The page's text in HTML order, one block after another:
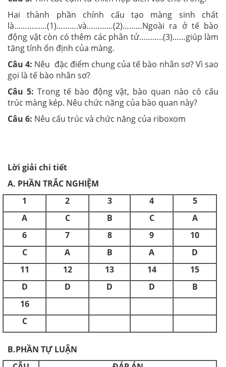
Hai thành phần chính cấu tạo màng sinh chất
là……………(1)……….và…………(2)………Ngoài ra ở tế bào
động vật còn có thêm các phân tử………..(3)……giúp làm
tăng tính ổn định của màng.
Câu 4: Nêu đặc điểm chung của tế bào nhân sơ? Vì sao
gọi là tế bào nhân sơ?
Câu 5: Trong tế bào động vật, bào quan nào có cấu
trúc màng kép. Nêu chức năng của bào quan này?
Câu 6: Nêu cấu trúc và chức năng của riboxom
Lời giải chi tiết
A. PHẦN TRẮC NGHIỆM
1
2 3 4
5
A
C B C
A
6
7 8 9
10
C
A B A
D
11
12 13 14
15
D
D D D
B
16
C
B.PHẦN TỰ LUẬN